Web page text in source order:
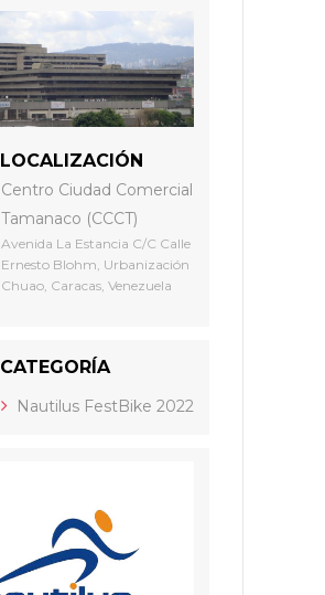
LOCALIZACIÓN
Centro Ciudad Comercial
Tamanaco (CCCT)
Avenida La Estancia C/C Calle
Ernesto Blohm, Urbanización
Chuao, Caracas, Venezuela
CATEGORÍA
Nautilus FestBike 2022